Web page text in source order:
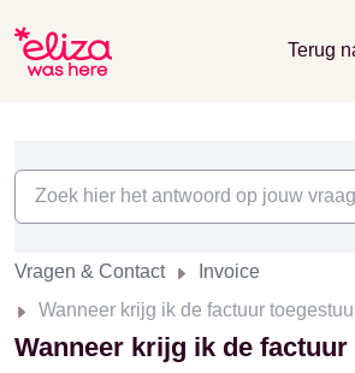
Terug
Vragen & Contact
Invoice
Wanneer krijg ik de factuur
Wanneer krijg ik de